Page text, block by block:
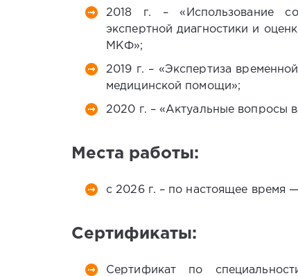
2018 г. – «Использование
экспертной диагностики и
МКФ»;
2019 г. – «Экспертиза
медицинской помощи»;
2020 г. – «Актуальные вопросы
Места работы:
с 2026 г. – по настоящее время
Сертификаты:
Сертификат по